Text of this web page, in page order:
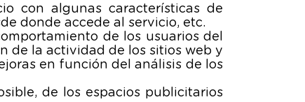
con algunas características de
donde accede al servicio, etc.
de los usuarios del
de la actividad de los sitios web y
en función del análisis de los
de los espacios publicitarios